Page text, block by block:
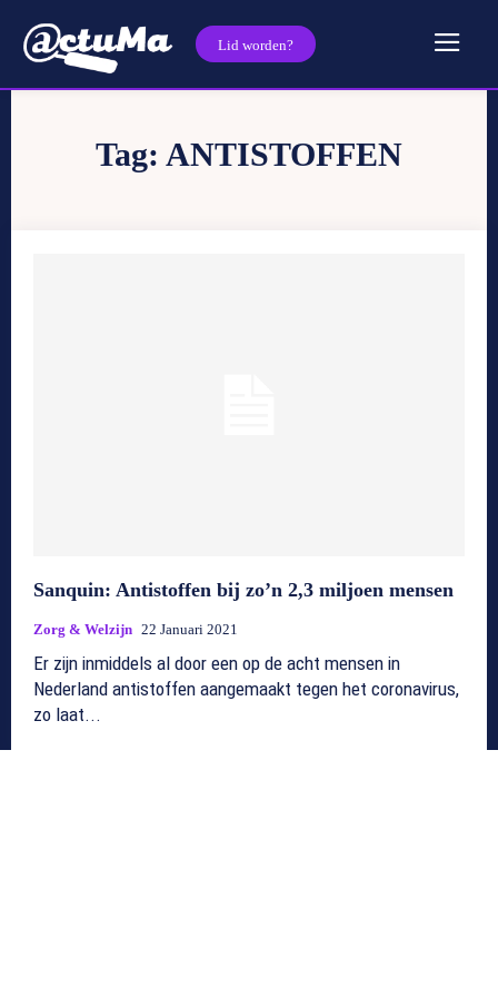
Lid worden?
Tag: ANTISTOFFEN
Sanquin: Antistoffen bij zo’n 2,3 miljoen mensen
Zorg & Welzijn 22 Januari 2021
Er zijn inmiddels al door een op de acht mensen in
Nederland antistoffen aangemaakt tegen het coronavirus,
zo laat...